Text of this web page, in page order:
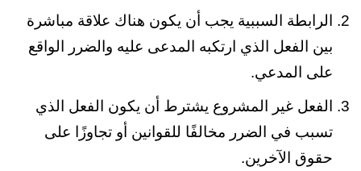
الرابطة السببية يجب أن يكون هناك علاقة مباشرة
بين الفعل الذي ارتكبه المدعى عليه والضرر الواقع
على المدعي.
الفعل غير المشروع يشترط أن يكون الفعل الذي
تسبب في الضرر مخالفًا للقوانين أو تجاوزًا على
حقوق الآخرين.